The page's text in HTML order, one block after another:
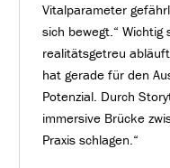
Vitalparameter
sich bewegt.“ Wichtig
realitätsgetreu
hat gerade für den
Potenzial. Durch
immersive Brücke
Praxis schlagen.“